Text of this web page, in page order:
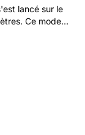
lancé sur le
Ce mode